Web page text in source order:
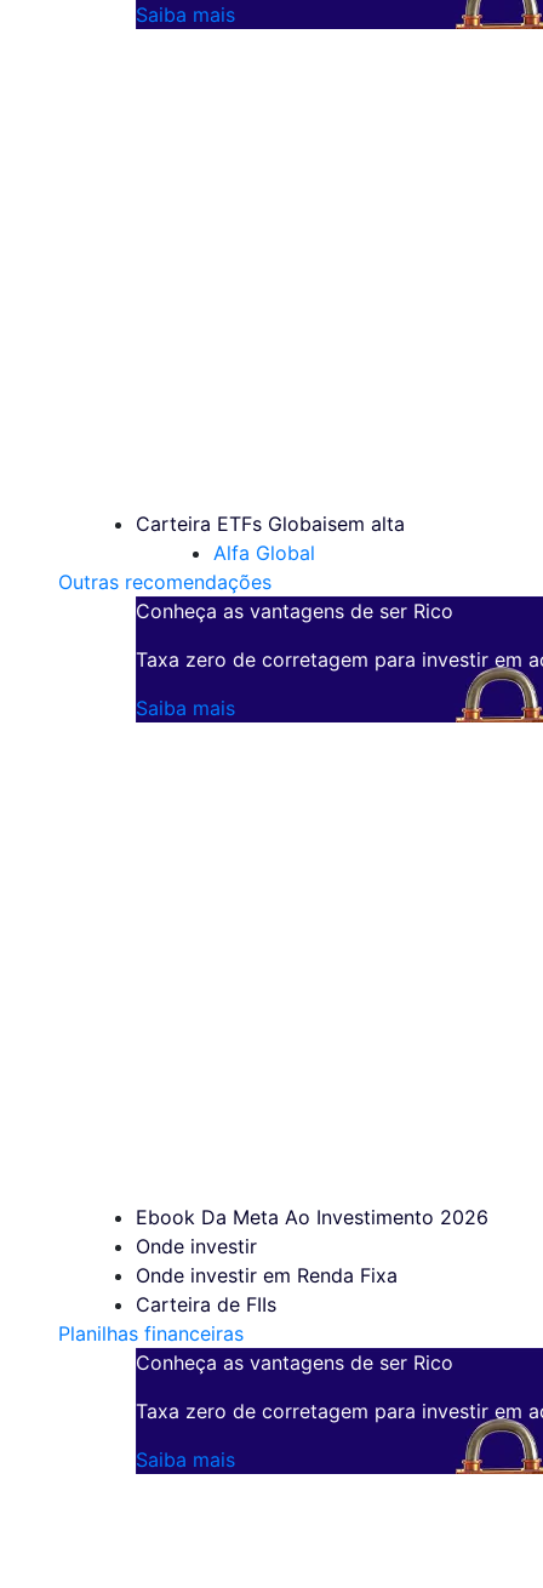
Saiba mais
Carteira ETFs Globaisem alta
Alfa Global
Outras recomendações
Conheça as vantagens de ser Rico
Taxa zero de corretagem para investir em
Saiba mais
Ebook Da Meta Ao Investimento 2026
Onde investir
Onde investir em Renda Fixa
Carteira de FIIs
Planilhas financeiras
Conheça as vantagens de ser Rico
Taxa zero de corretagem para investir em
Saiba mais